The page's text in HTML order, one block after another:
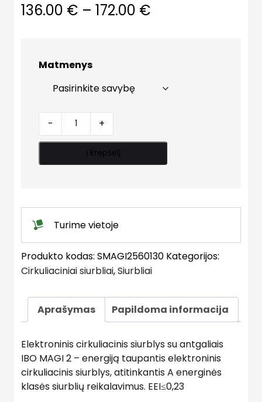
136.00 € – 172.00 €
172.00 €
Matmenys
Elektroninis
cirkuliacinis
su
MAGI
2
- +
Į krepšelį
Turime vietoje
Produkto kodas: SMAGI2560130 Kategorijos:
Cirkuliaciniai siurbliai,Siurbliai
Aprašymas Papildoma informacija
Elektroninis cirkuliacinis siurblys su antgaliais
IBO MAGI 2 – energiją taupantis elektroninis
cirkuliacinis siurblys, atitinkantis A energinės
klasės siurblių reikalavimus. EEI≤0,23